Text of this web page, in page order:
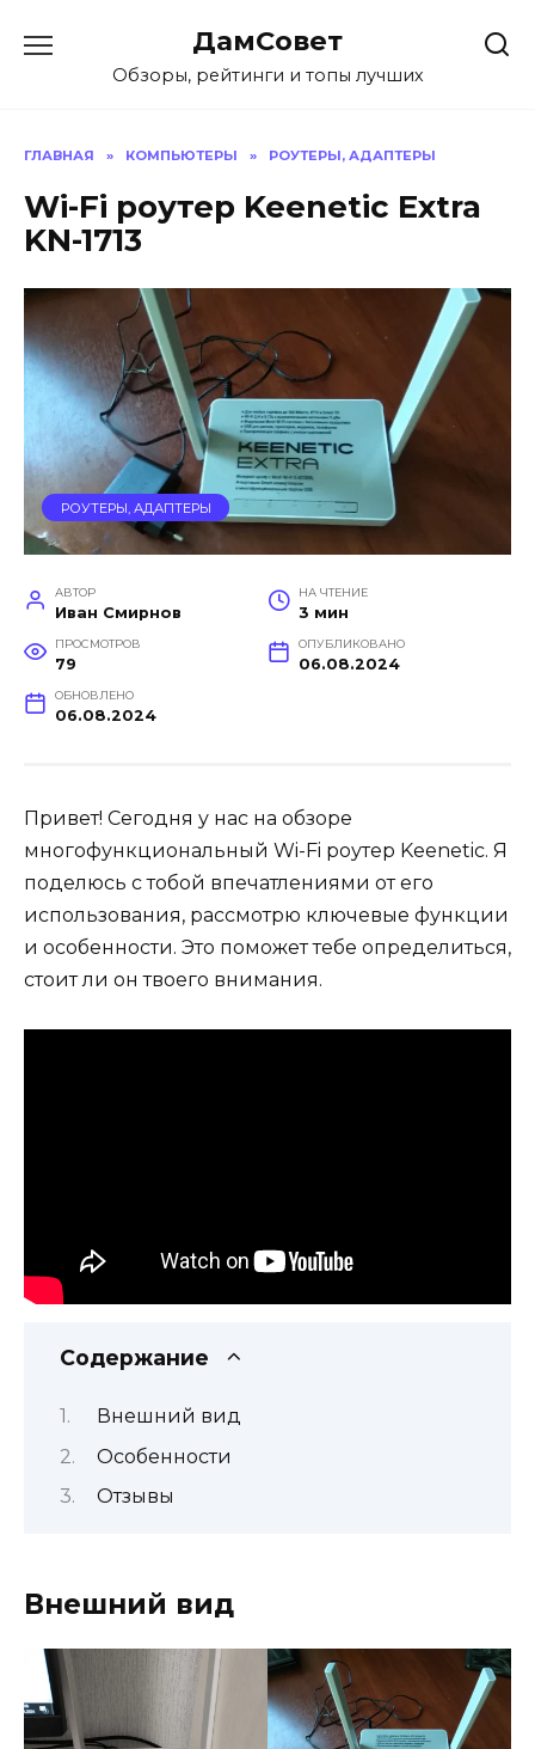
содержанию
ДамСовет
Обзоры, рейтинги и топы лучших
ГЛАВНАЯ » КОМПЬЮТЕРЫ » РОУТЕРЫ, АДАПТЕРЫ
Wi-Fi роутер Keenetic Extra
KN-1713
РОУТЕРЫ, АДАПТЕРЫ
АВТОР
Иван Смирнов
НА ЧТЕНИЕ
3 мин
ПРОСМОТРОВ
79
ОПУБЛИКОВАНО
06.08.2024
ОБНОВЛЕНО
06.08.2024
Привет! Сегодня у нас на обзоре
многофункциональный Wi-Fi роутер Keenetic. Я
поделюсь с тобой впечатлениями от его
использования, рассмотрю ключевые функции
и особенности. Это поможет тебе определиться,
стоит ли он твоего внимания.
Содержание
Внешний вид
Особенности
Отзывы
Внешний вид